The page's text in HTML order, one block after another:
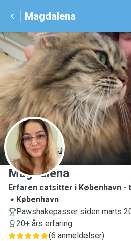
Magdalena
M
Magdalena
Erfaren catsitter i København -
København
Pawshakepasser siden marts
20+ års erfaring
(6 anmeldelser)